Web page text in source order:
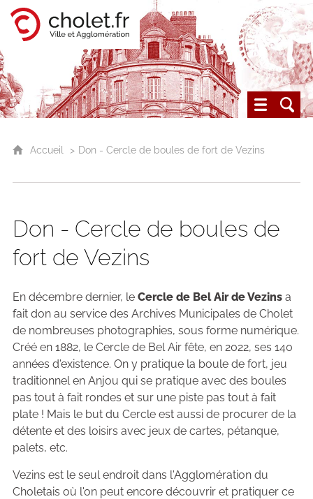
Cholet, ville et agglomérationLes archives du Choletais
Accueil Don - Cercle de boules de fort de Vezins
Don - Cercle de boules de
fort de Vezins
En décembre dernier, le Cercle de Bel Air de Vezinsa
fait don au service des Archives Municipales de Cholet
de nombreuses photographies, sous forme numérique.
Créé en 1882, le Cercle de Bel Air fête, en 2022, ses 140
années d'existence. On y pratique la boule de fort, jeu
traditionnel en Anjou qui se pratique avec des boules
pas tout à fait rondes et sur une piste pas tout à fait
plate ! Mais le but du Cercle est aussi de procurer de la
détente et des loisirs avec jeux de cartes, pétanque,
palets, etc.
Vezins est le seul endroit dans l'Agglomération du
Choletais où l'on peut encore découvrir et pratiquer ce